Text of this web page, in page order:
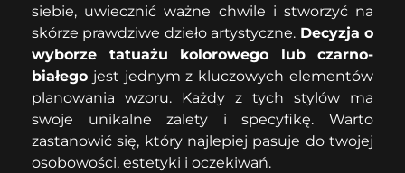
siebie, uwiecznić ważne chwile i stworzyć na
skórze prawdziwe dzieło artystyczne. Decyzja o
wyborze tatuażu kolorowego lub czarno-
białego jest jednym z kluczowych elementów
planowania wzoru. Każdy z tych stylów ma
swoje unikalne zalety i specyfikę. Warto
zastanowić się, który najlepiej pasuje do twojej
osobowości, estetyki i oczekiwań.